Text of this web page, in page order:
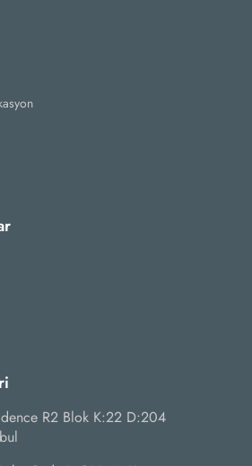
R2 Blok K:22 D:204